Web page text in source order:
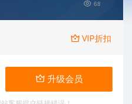
68
VIP折扣
升级会员